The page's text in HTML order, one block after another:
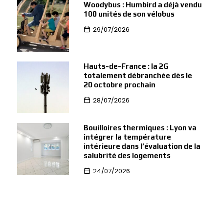
Woodybus : Humbird a déjà vendu
100 unités de son vélobus
29/07/2026
Hauts-de-France : la 2G
totalement débranchée dès le
20 octobre prochain
28/07/2026
Bouilloires thermiques : Lyon va
intégrer la température
intérieure dans l’évaluation de la
salubrité des logements
24/07/2026